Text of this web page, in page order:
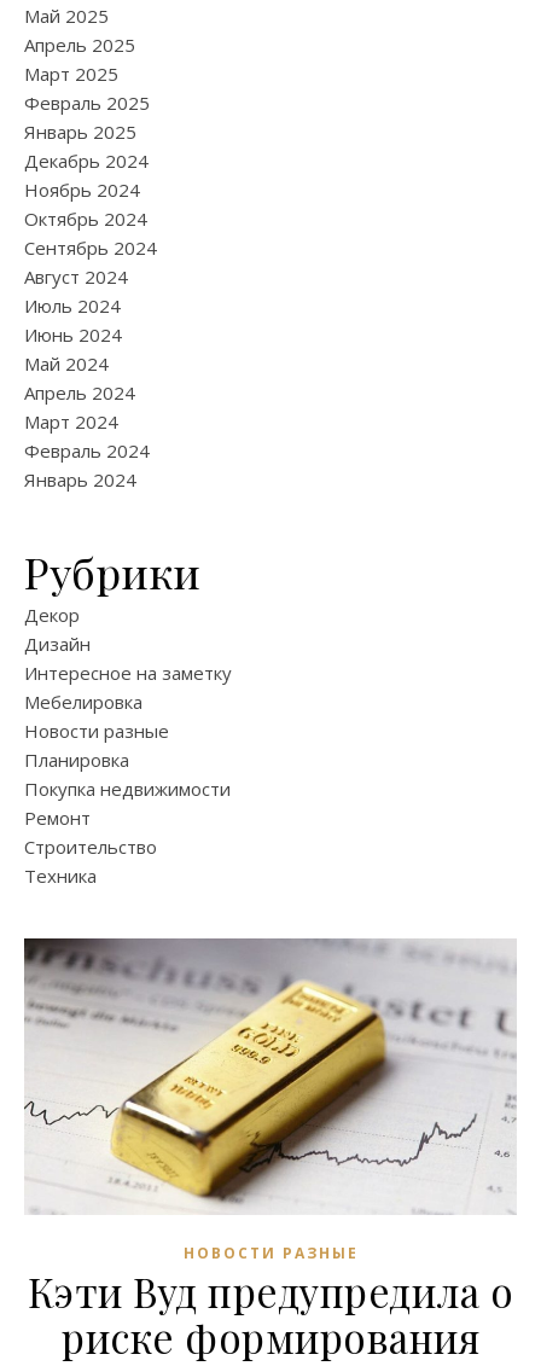
Май 2025
Апрель 2025
Март 2025
Февраль 2025
Январь 2025
Декабрь 2024
Ноябрь 2024
Октябрь 2024
Сентябрь 2024
Август 2024
Июль 2024
Июнь 2024
Май 2024
Апрель 2024
Март 2024
Февраль 2024
Январь 2024
Рубрики
Декор
Дизайн
Интересное на заметку
Мебелировка
Новости разные
Планировка
Покупка недвижимости
Ремонт
Строительство
Техника
НОВОСТИ РАЗНЫЕ
Кэти Вуд предупредила о
риске формирования